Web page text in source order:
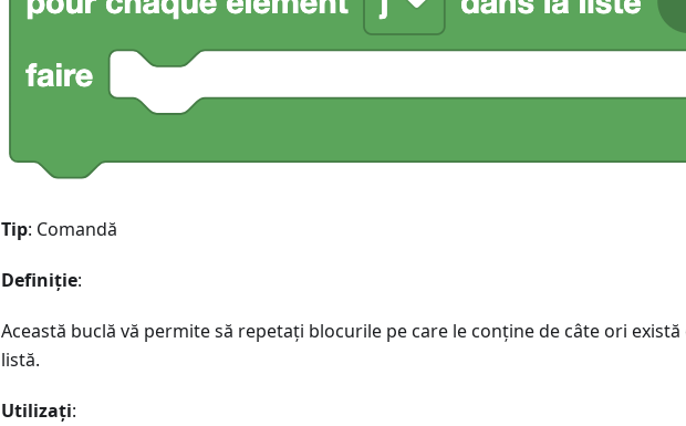
Tip: Comandă
Definiție:
Această buclă vă permite să repetați blocurile pe care le conține de câte ori
listă.
Utilizați: